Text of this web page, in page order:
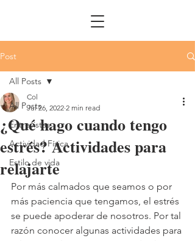
Post
All Posts
Entrevistas
Actividad Física
Estilo de vida
All Posts
¿Qué hago cuando tengo
estrés? Actividades para
relajarte
Col
Jul 26, 2022 2 min read
Por más calmados que seamos o por
más paciencia que tengamos, el estrés
se puede apoderar de nosotros. Por tal
razón conocer algunas actividades para